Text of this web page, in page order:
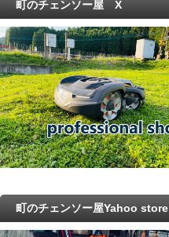
町のチェンソー屋 X
町のチェンソー屋Yahoo store